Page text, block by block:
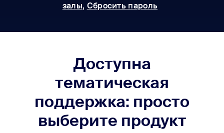
залы, Сбросить пароль
Доступна
тематическая
поддержка: просто
выберите продукт